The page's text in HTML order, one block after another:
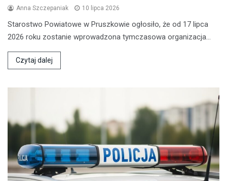
Anna Szczepaniak 10 lipca 2026
Starostwo Powiatowe w Pruszkowie ogłosiło, że od 17 lipca
2026 roku zostanie wprowadzona tymczasowa organizacja…
Czytaj dalej